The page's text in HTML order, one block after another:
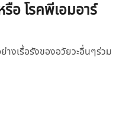
อ โรคพีเอมอาร์
างเรื้อรังของอวัยวะอื่นๆร่วม